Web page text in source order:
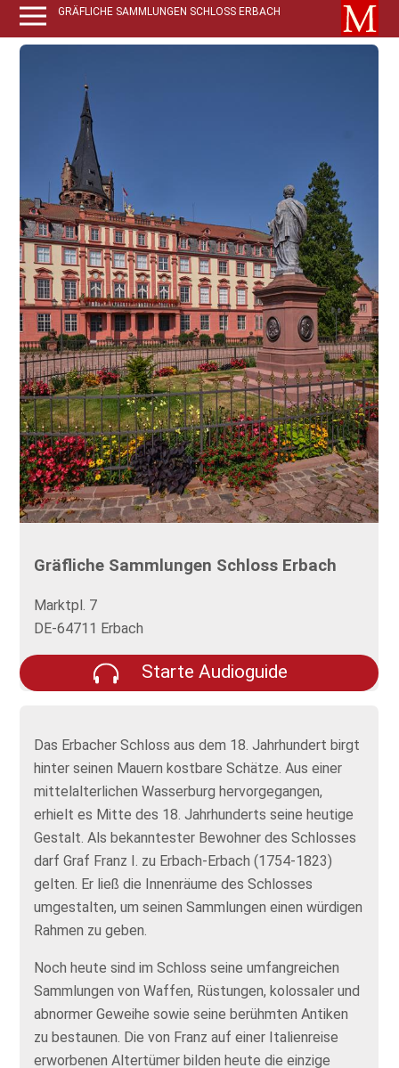
GRÄFLICHE SAMMLUNGEN SCHLOSS ERBACH
Gräfliche Sammlungen Schloss Erbach
Marktpl. 7
DE-64711 Erbach
Starte Audioguide
Das Erbacher Schloss aus dem 18. Jahrhundert birgt
hinter seinen Mauern kostbare Schätze. Aus einer
mittelalterlichen Wasserburg hervorgegangen,
erhielt es Mitte des 18. Jahrhunderts seine heutige
Gestalt. Als bekanntester Bewohner des Schlosses
darf Graf Franz I. zu Erbach-Erbach (1754-1823)
gelten. Er ließ die Innenräume des Schlosses
umgestalten, um seinen Sammlungen einen würdigen
Rahmen zu geben.
Noch heute sind im Schloss seine umfangreichen
Sammlungen von Waffen, Rüstungen, kolossaler und
abnormer Geweihe sowie seine berühmten Antiken
zu bestaunen. Die von Franz auf einer Italienreise
erworbenen Altertümer bilden heute die einzige